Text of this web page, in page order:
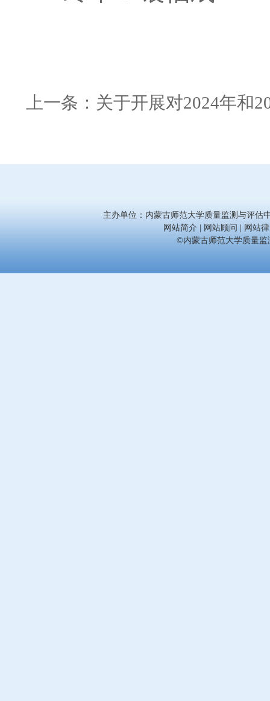
上一条： 关于开展对2024年和
主办单位：内蒙古师范大学质量监测与评估
网站简介 | 网站顾问 | 网站律
©内蒙古师范大学质量